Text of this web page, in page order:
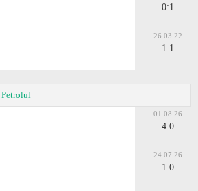
0:1
26.03.22
1:1
Petrolul
01.08.26
4:0
24.07.26
1:0